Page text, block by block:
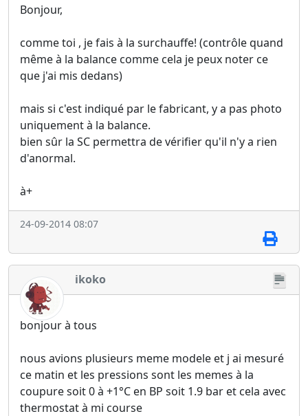
Bonjour,
comme toi , je fais à la surchauffe! (contrôle quand
même à la balance comme cela je peux noter ce
que j'ai mis dedans)
mais si c'est indiqué par le fabricant, y a pas photo
uniquement à la balance.
bien sûr la SC permettra de vérifier qu'il n'y a rien
d'anormal.
à+
24-09-2014 08:07
ikoko
bonjour à tous
nous avions plusieurs meme modele et j ai mesuré
ce matin et les pressions sont les memes à la
coupure soit 0 à +1°C en BP soit 1.9 bar et cela avec
thermostat à mi course